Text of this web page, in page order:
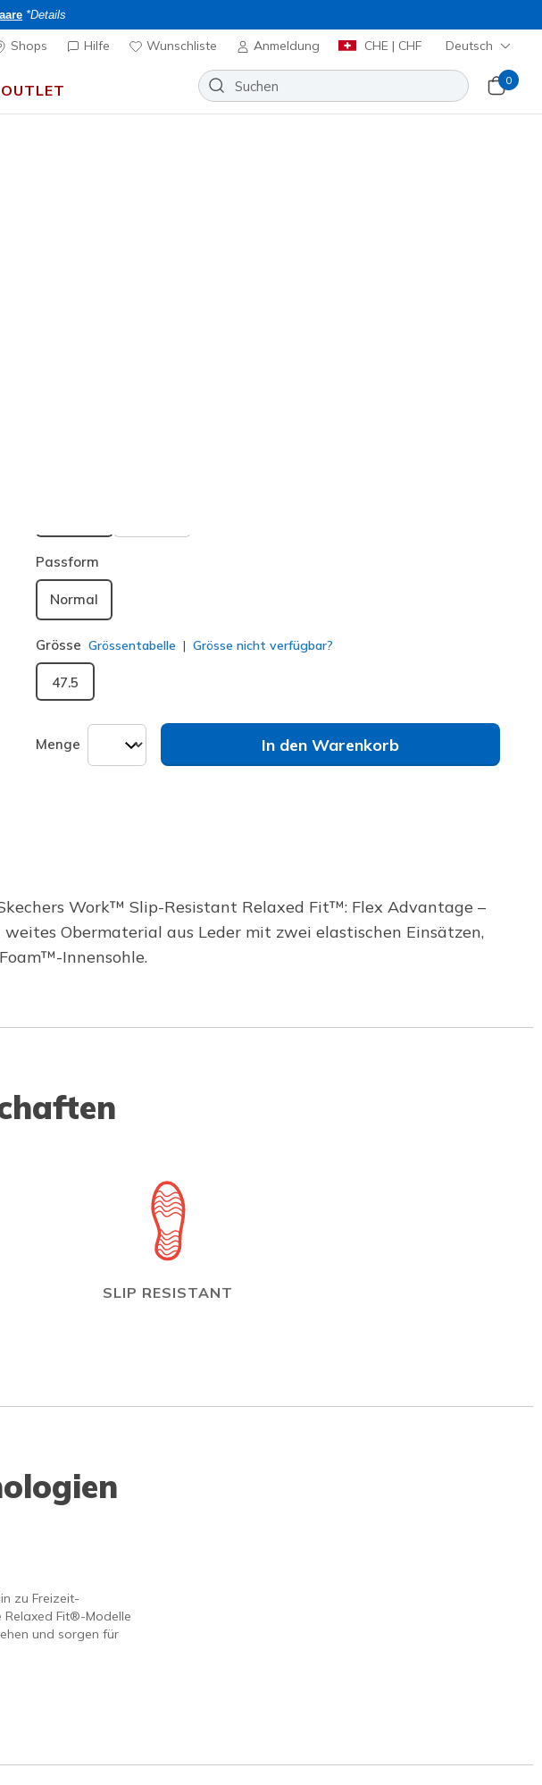
*Details
Shops Hilfe Wunschliste Anmeldung CHE | CHF Deutsch
OUTLET
0
ausgewählt
Passform
Normal
Grösse Grössentabelle Grösse nicht verfügbar?
47.5
Menge In den Warenkorb
Work™ Slip-Resistant Relaxed Fit™: Flex Advantage –
Obermaterial aus Leder mit zwei elastischen Einsätzen,
Innensohle.
SLIP RESISTANT
zu Freizeit-
Relaxed Fit®-Modelle
und sorgen für